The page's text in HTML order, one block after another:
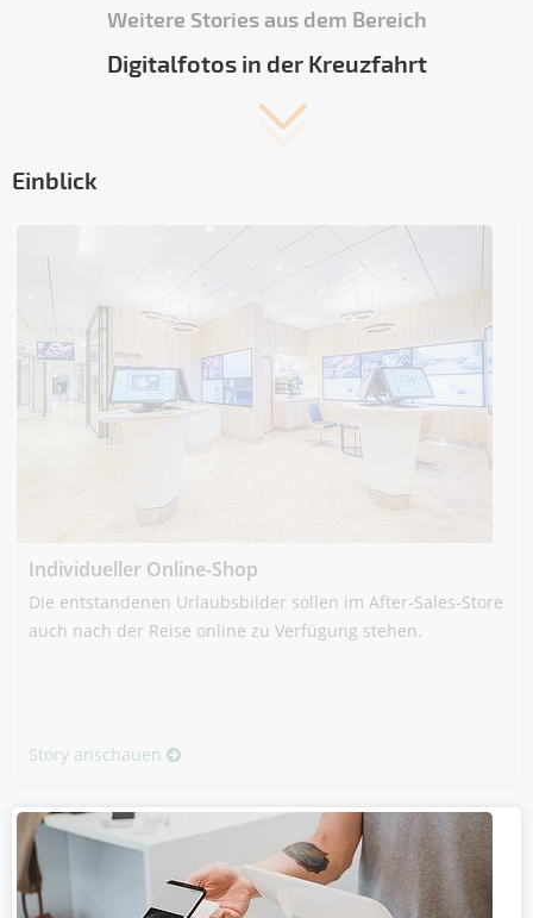
Weitere Stories aus dem Bereich
Digitalfotos in der Kreuzfahrt
Einblick
Individueller Online-Shop
Die entstandenen Urlaubsbilder sollen im After-Sales-Store
auch nach der Reise online zu Verfügung stehen.
Story anschauen